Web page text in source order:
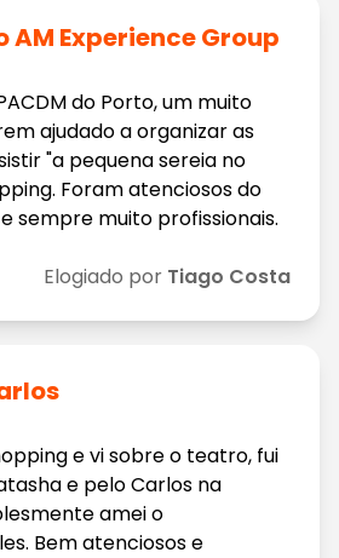
Experience Group
do Porto, um muito
ajudado a organizar as
"a pequena sereia no
Foram atenciosos do
sempre muito profissionais.
Elogiado por Tiago Costa
e vi sobre o teatro, fui
e pelo Carlos na
amei o
Bem atenciosos e